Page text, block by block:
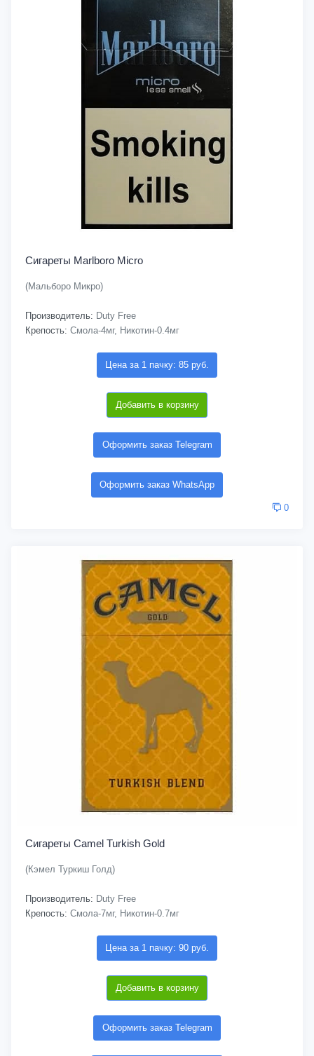
Сигареты Marlboro Micro
(Мальборо Микро)
Производитель: Duty Free
Крепость: Смола-4мг, Никотин-0.4мг
Цена за 1 пачку: 85 руб.
Добавить в корзину
Оформить заказ Telegram
Оформить заказ WhatsApp
0
Сигареты Camel Turkish Gold
(Кэмел Туркиш Голд)
Производитель: Duty Free
Крепость: Смола-7мг, Никотин-0.7мг
Цена за 1 пачку: 90 руб.
Добавить в корзину
Оформить заказ Telegram